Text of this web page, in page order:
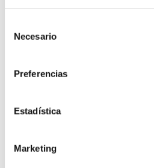
Necesario
Preferencias
Estadística
Marketing
Defensa de la vida.